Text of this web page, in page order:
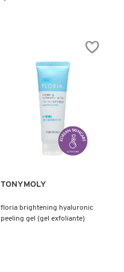
Ver más
TONYMOLY
floria brightening hyaluronic
peeling gel (gel exfoliante)